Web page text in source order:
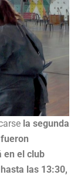
la segunda
en el club
las 13:30,